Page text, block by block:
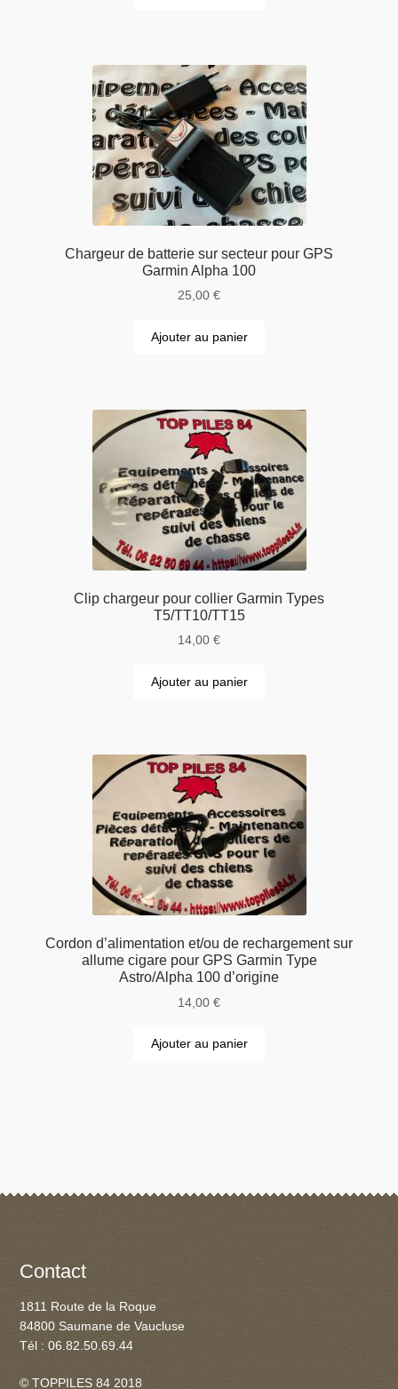
Chargeur de batterie sur secteur pour GPS
Garmin Alpha 100
25,00 €
Ajouter au panier
Clip chargeur pour collier Garmin Types
T5/TT10/TT15
14,00 €
Ajouter au panier
Cordon d’alimentation et/ou de rechargement sur
allume cigare pour GPS Garmin Type
Astro/Alpha 100 d’origine
14,00 €
Ajouter au panier
Contact
1811 Route de la Roque
84800 Saumane de Vaucluse
Tél : 06.82.50.69.44
© TOPPILES 84 2018